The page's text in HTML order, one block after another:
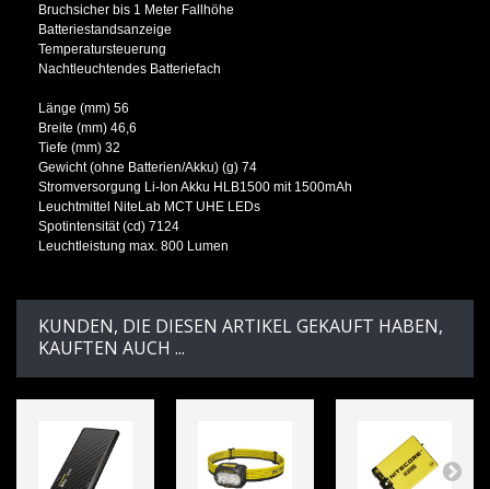
Bruchsicher bis 1 Meter Fallhöhe
Batteriestandsanzeige
Temperatursteuerung
Nachtleuchtendes Batteriefach
Länge (mm) 56
Breite (mm) 46,6
Tiefe (mm) 32
Gewicht (ohne Batterien/Akku) (g) 74
Stromversorgung Li-Ion Akku HLB1500 mit 1500mAh
Leuchtmittel NiteLab MCT UHE LEDs
Spotintensität (cd) 7124
Leuchtleistung max. 800 Lumen
KUNDEN, DIE DIESEN ARTIKEL GEKAUFT HABEN,
KAUFTEN AUCH ...